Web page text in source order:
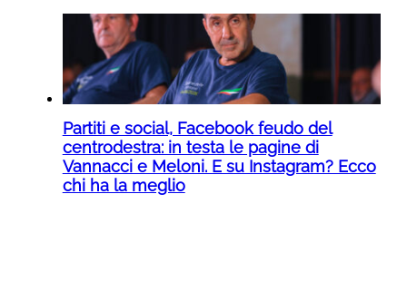
Partiti e social, Facebook feudo del
centrodestra: in testa le pagine di
Vannacci e Meloni. E su Instagram? Ecco
chi ha la meglio